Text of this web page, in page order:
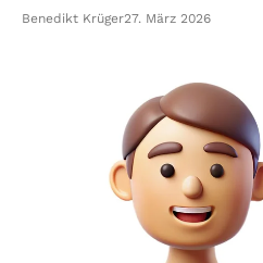
Benedikt Krüger27. März 2026